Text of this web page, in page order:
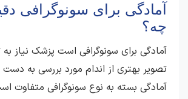
آمادگی برای سونوگرافی
چه؟
آمادگی برای سونوگرافی است پزشک نیاز
تصویر بهتری از اندام مورد بررسی به دست
آمادگی بسته به نوع سونوگرافی متفاوت